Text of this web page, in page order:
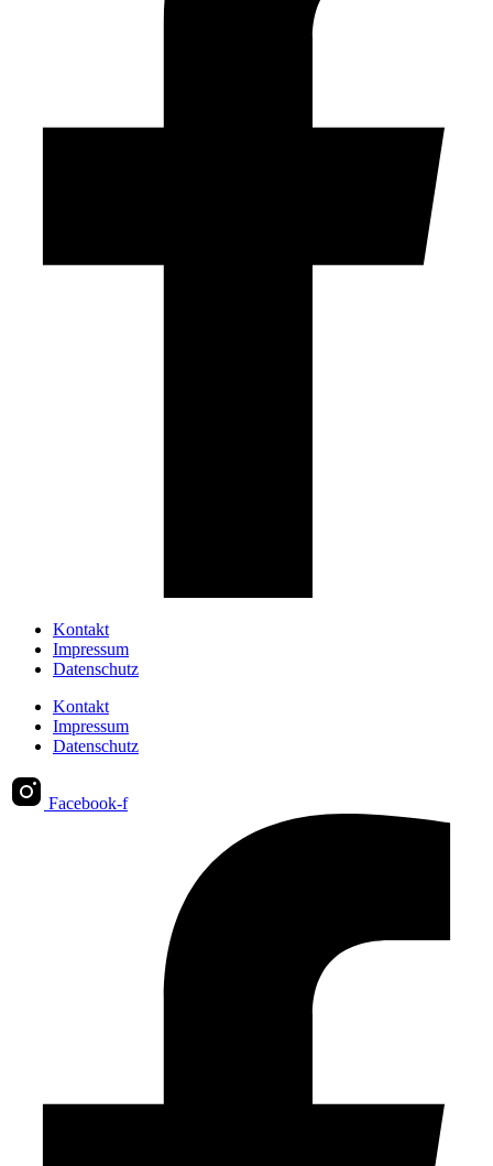
Kontakt
Impressum
Datenschutz
Kontakt
Impressum
Datenschutz
Facebook-f